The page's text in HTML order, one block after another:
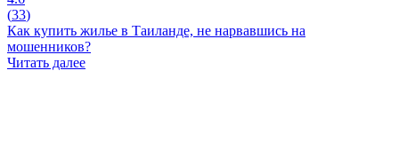
(33)
Как купить жилье в Таиланде, не нарвавшись на
мошенников?
Читать далее